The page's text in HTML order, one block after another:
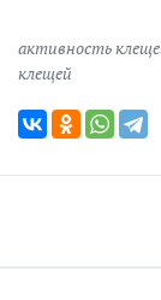
активность
клещей